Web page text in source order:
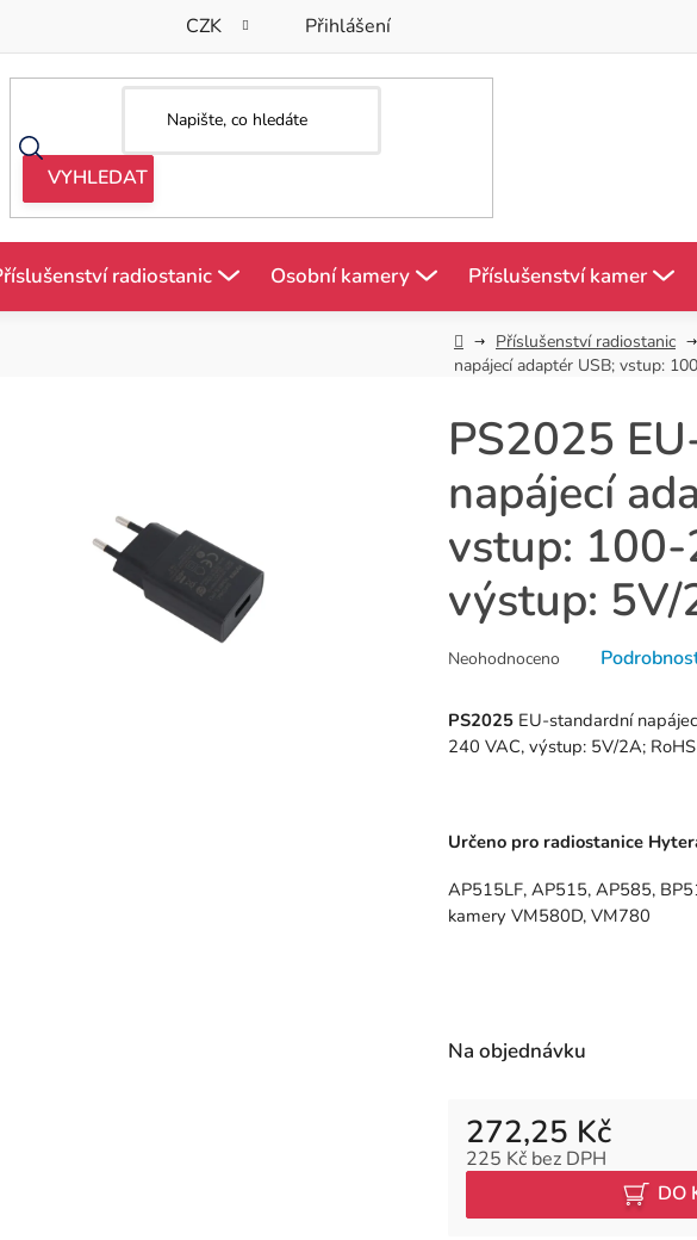
CZK Přihlášení
radiostanic Osobní kamery Příslušenství kamer
DomůPříslušenství radiostanic
napájecí adaptér USB; vstup:
PS2025
napájecí
vstup:
výstup: 5V/
hodnocení
je
0,0
hvězdiček.
Neohodnoceno
PS2025 EU-standardní
240 VAC, výstup: 5V/2A; RoHS
Určeno pro radiostanice
AP515LF, AP515, AP585,
kamery VM580D, VM780
Na objednávku
272,25 Kč
225 Kč bez DPH
Měrná cena:
DO